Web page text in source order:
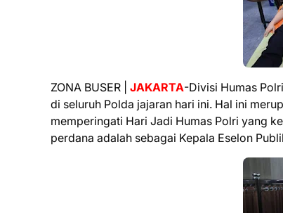
ZONA BUSER | JAKARTA-Divisi Humas
di seluruh Polda jajaran hari ini. Hal ini
memperingati Hari Jadi Humas Polri yang
perdana adalah sebagai Kepala Eselon